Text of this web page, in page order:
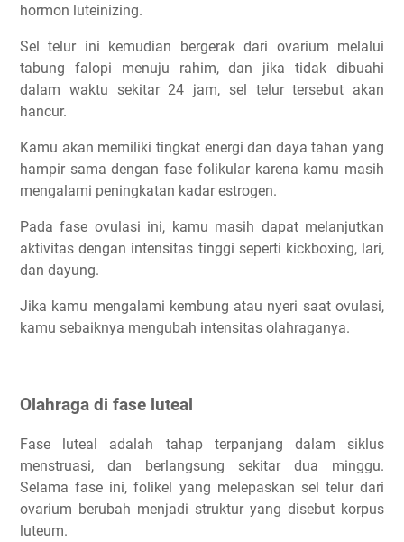
hormon luteinizing.
Sel telur ini kemudian bergerak dari ovarium melalui
tabung falopi menuju rahim, dan jika tidak dibuahi
dalam waktu sekitar 24 jam, sel telur tersebut akan
hancur.
Kamu akan memiliki tingkat energi dan daya tahan yang
hampir sama dengan fase folikular karena kamu masih
mengalami peningkatan kadar estrogen.
Pada fase ovulasi ini, kamu masih dapat melanjutkan
aktivitas dengan intensitas tinggi seperti kickboxing, lari,
dan dayung.
Jika kamu mengalami kembung atau nyeri saat ovulasi,
kamu sebaiknya mengubah intensitas olahraganya.
Olahraga di fase luteal
Fase luteal adalah tahap terpanjang dalam siklus
menstruasi, dan berlangsung sekitar dua minggu.
Selama fase ini, folikel yang melepaskan sel telur dari
ovarium berubah menjadi struktur yang disebut korpus
luteum.